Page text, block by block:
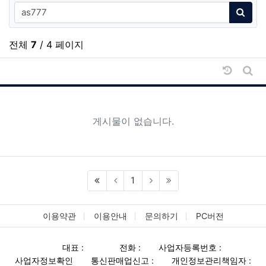
검색어
검색
전체 7 / 4 페이지
날짜순
게
게시물이 없습니다.
1
이용약관 이용안내 문의하기 PC버전
대표 : 전화 :
사업자등록번호 :
사업자정보확인
통신판매업신고 : 개인정보관리책임자 :